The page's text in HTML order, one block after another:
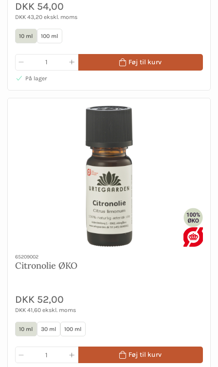
DKK 54,00
DKK 43,20 ekskl. moms
10 ml 100 ml
Føj til kurv
På lager
65209002
Citronolie ØKO
DKK 52,00
DKK 41,60 ekskl. moms
10 ml 30 ml 100 ml
Føj til kurv